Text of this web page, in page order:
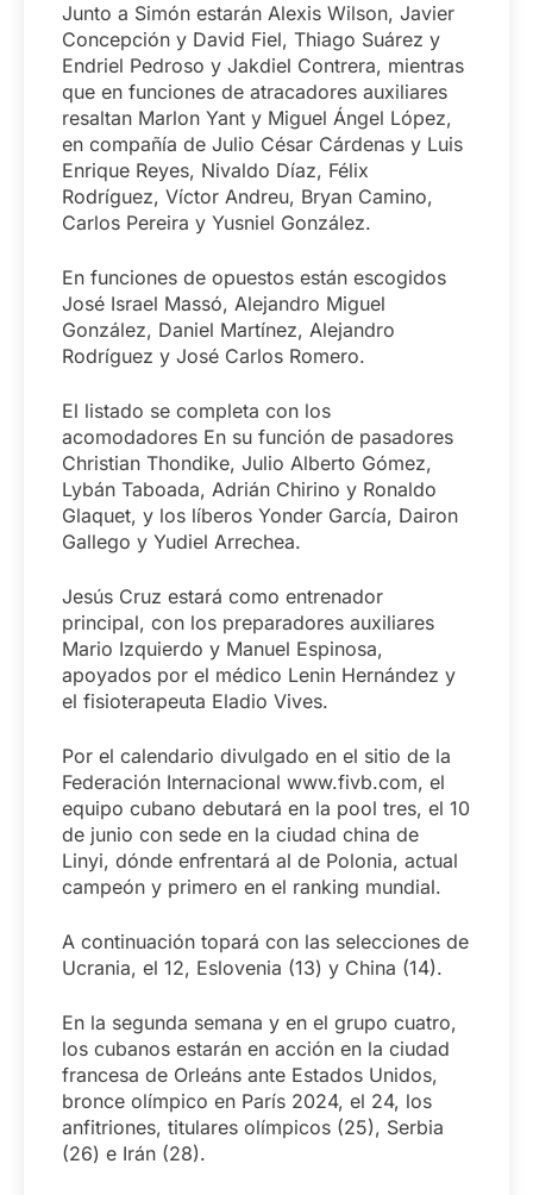
Junto a Simón estarán Alexis Wilson, Javier
Concepción y David Fiel, Thiago Suárez y
Endriel Pedroso y Jakdiel Contrera, mientras
que en funciones de atracadores auxiliares
resaltan Marlon Yant y Miguel Ángel López,
en compañía de Julio César Cárdenas y Luis
Enrique Reyes, Nivaldo Díaz, Félix
Rodríguez, Víctor Andreu, Bryan Camino,
Carlos Pereira y Yusniel González.
En funciones de opuestos están escogidos
José Israel Massó, Alejandro Miguel
González, Daniel Martínez, Alejandro
Rodríguez y José Carlos Romero.
El listado se completa con los
acomodadores En su función de pasadores
Christian Thondike, Julio Alberto Gómez,
Lybán Taboada, Adrián Chirino y Ronaldo
Glaquet, y los líberos Yonder García, Dairon
Gallego y Yudiel Arrechea.
Jesús Cruz estará como entrenador
principal, con los preparadores auxiliares
Mario Izquierdo y Manuel Espinosa,
apoyados por el médico Lenin Hernández y
el fisioterapeuta Eladio Vives.
Por el calendario divulgado en el sitio de la
Federación Internacional www.fivb.com, el
equipo cubano debutará en la pool tres, el 10
de junio con sede en la ciudad china de
Linyi, dónde enfrentará al de Polonia, actual
campeón y primero en el ranking mundial.
A continuación topará con las selecciones de
Ucrania, el 12, Eslovenia (13) y China (14).
En la segunda semana y en el grupo cuatro,
los cubanos estarán en acción en la ciudad
francesa de Orleáns ante Estados Unidos,
bronce olímpico en París 2024, el 24, los
anfitriones, titulares olímpicos (25), Serbia
(26) e Irán (28).